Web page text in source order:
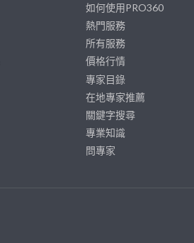
如何使用PRO360
熱門服務
所有服務
價格行情
專家目錄
在地專家推薦
關鍵字搜尋
專業知識
問專家